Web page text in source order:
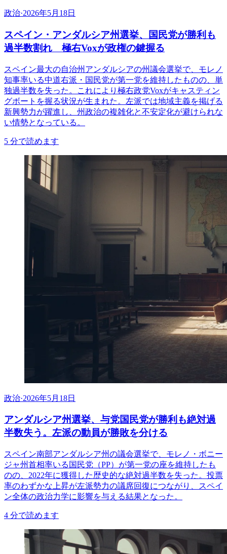
政治·2026年5月18日
スペイン・アンダルシア州選挙、国民党が勝利も
過半数割れ 極右Voxが政権の鍵握る
スペイン最大の自治州アンダルシアの州議会選挙で、モレノ
知事率いる中道右派・国民党が第一党を維持したものの、単
独過半数を失った。これにより極右政党Voxがキャスティン
グボートを握る状況が生まれた。左派では地域主義を掲げる
新興勢力が躍進し、州政治の複雑化と不安定化が避けられな
い情勢となっている。
5 分で読めます
政治·2026年5月18日
アンダルシア州選挙、与党国民党が勝利も絶対過
半数失う。左派の動員が勝敗を分ける
スペイン南部アンダルシア州の議会選挙で、モレノ・ボニー
ジャ州首相率いる国民党（PP）が第一党の座を維持したも
のの、2022年に獲得した歴史的な絶対過半数を失った。投票
率のわずかな上昇が左派勢力の議席回復につながり、スペイ
ン全体の政治力学に影響を与える結果となった。
4 分で読めます